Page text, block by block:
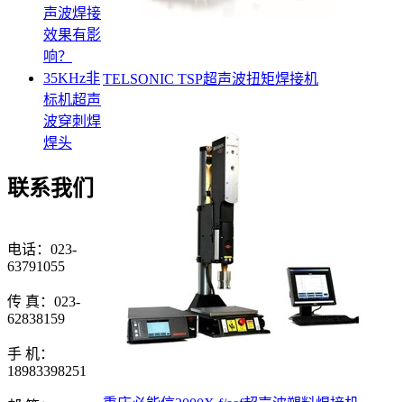
TELSONIC TSP超声波扭矩焊接机
声波焊接
效果有影
响？
35KHz非
标机超声
波穿刺焊
焊头
联系我们
电话：023-
63791055
传 真：023-
62838159
手 机：
18983398251